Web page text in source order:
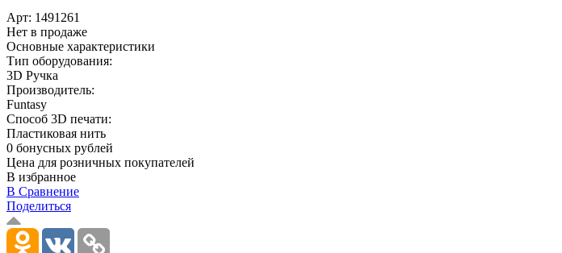
Арт: 1491261
Нет в продаже
Основные характеристики
Тип оборудования:
3D Ручка
Производитель:
Funtasy
Способ 3D печати:
Пластиковая нить
0 бонусных рублей
Цена для розничных покупателей
В избранное
В Сравнение
Поделиться